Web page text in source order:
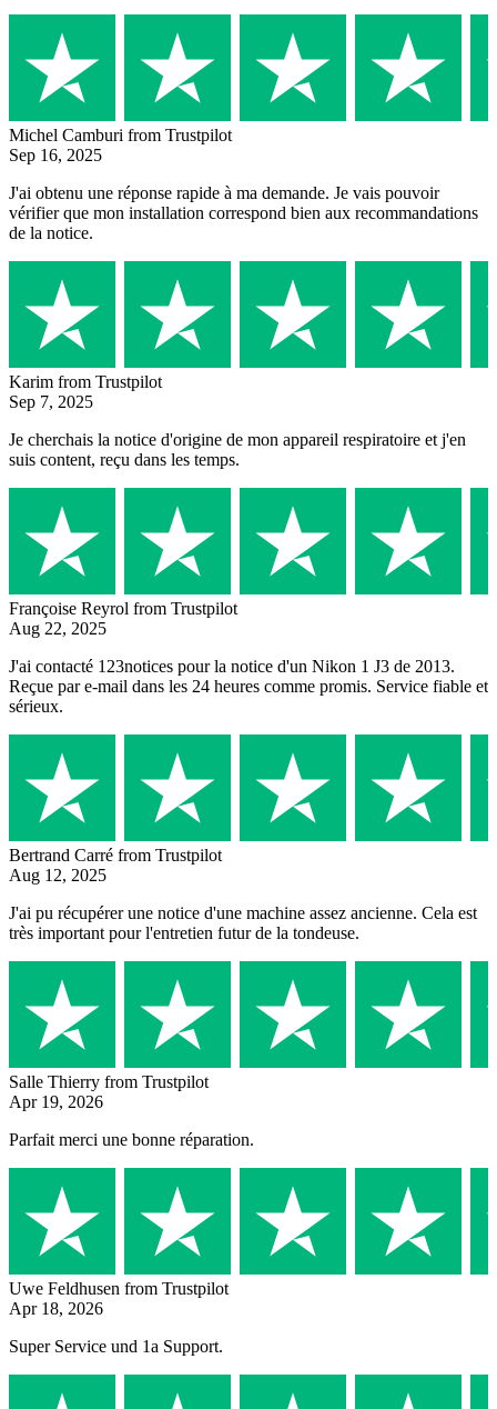
Michel Camburi from Trustpilot
Sep 16, 2025
J'ai obtenu une réponse rapide à ma demande. Je vais pouvoir
vérifier que mon installation correspond bien aux recommandations
de la notice.
Karim from Trustpilot
Sep 7, 2025
Je cherchais la notice d'origine de mon appareil respiratoire et j'en
suis content, reçu dans les temps.
Françoise Reyrol from Trustpilot
Aug 22, 2025
J'ai contacté 123notices pour la notice d'un Nikon 1 J3 de 2013.
Reçue par e-mail dans les 24 heures comme promis. Service fiable et
sérieux.
Bertrand Carré from Trustpilot
Aug 12, 2025
J'ai pu récupérer une notice d'une machine assez ancienne. Cela est
très important pour l'entretien futur de la tondeuse.
Salle Thierry from Trustpilot
Apr 19, 2026
Parfait merci une bonne réparation.
Uwe Feldhusen from Trustpilot
Apr 18, 2026
Super Service und 1a Support.